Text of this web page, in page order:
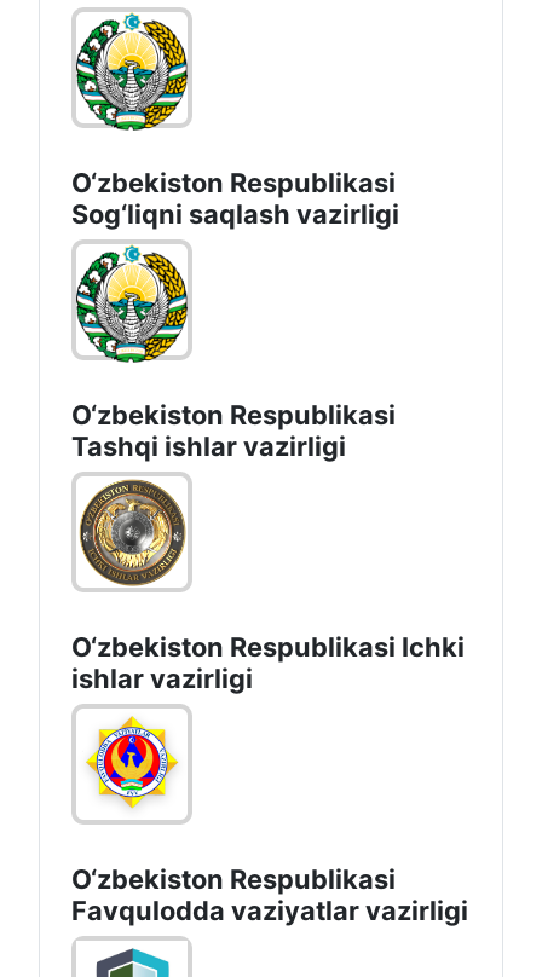
O‘zbеkistоn Rеspublikаsi
Sоg‘liqni saqlash vаzirligi
O‘zbеkistоn Rеspublikаsi
Tashqi ishlаr vаzirligi
O‘zbеkiston Rеspublikаsi Ichki
ishlаr vаzirligi
O‘zbеkistоn Rеspublikаsi
Favqulodda vaziyatlar vazirligi